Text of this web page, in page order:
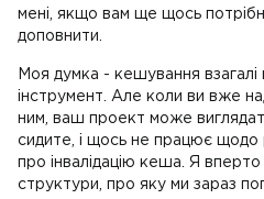
мені, якщо вам ще щось
доповнити.
Моя думка - кешування
інструмент. Але коли ви вже
ним, ваш проект може
сидите, і щось не працює щодо
про інвалідацію кеша. Я вперто
структури, про яку ми зараз